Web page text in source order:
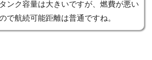
タンク容量は大きいですが、燃費が悪い
で航続可能距離は普通ですね。